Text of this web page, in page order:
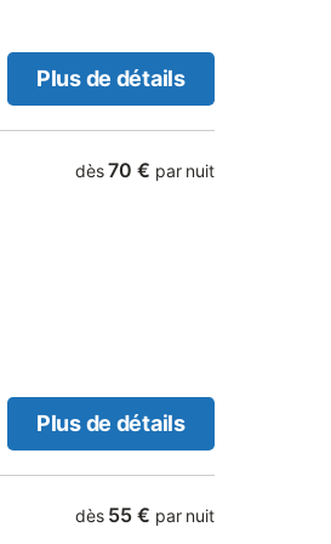
Plus de détails
dès 70 € par nuit
Plus de détails
dès 55 € par nuit